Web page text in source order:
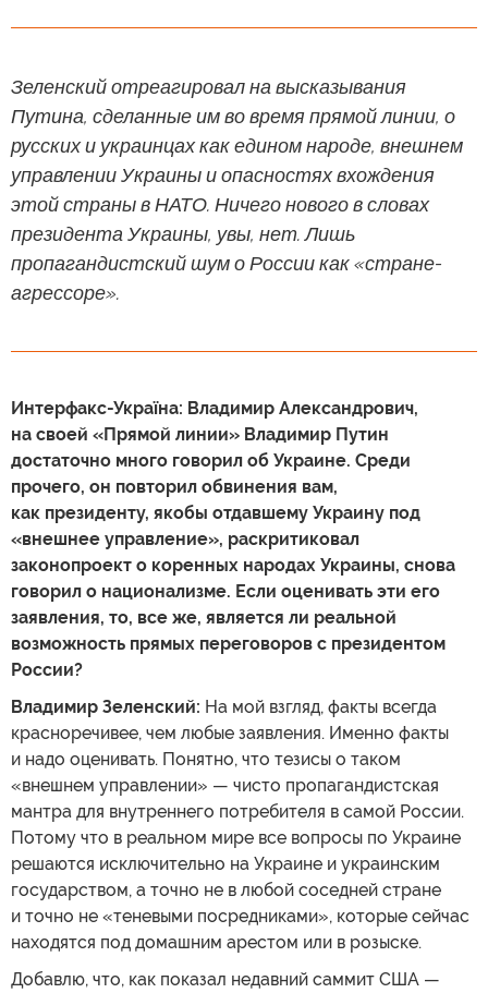
Зеленский отреагировал на высказывания
Путина, сделанные им во время прямой линии, о
русских и украинцах как едином народе, внешнем
управлении Украины и опасностях вхождения
этой страны в НАТО. Ничего нового в словах
президента Украины, увы, нет. Лишь
пропагандистский шум о России как «стране-
агрессоре».
Интерфакс-Україна: Владимир Александрович,
на своей «Прямой линии» Владимир Путин
достаточно много говорил об Украине. Среди
прочего, он повторил обвинения вам,
как президенту, якобы отдавшему Украину под
«внешнее управление», раскритиковал
законопроект о коренных народах Украины, снова
говорил о национализме. Если оценивать эти его
заявления, то, все же, является ли реальной
возможность прямых переговоров с президентом
России?
Владимир Зеленский: На мой взгляд, факты всегда
красноречивее, чем любые заявления. Именно факты
и надо оценивать. Понятно, что тезисы о таком
«внешнем управлении» — чисто пропагандистская
мантра для внутреннего потребителя в самой России.
Потому что в реальном мире все вопросы по Украине
решаются исключительно на Украине и украинским
государством, а точно не в любой соседней стране
и точно не «теневыми посредниками», которые сейчас
находятся под домашним арестом или в розыске.
Добавлю, что, как показал недавний саммит США —